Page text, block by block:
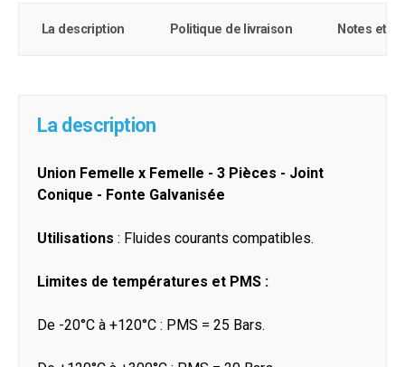
La description Politique de livraison Notes et
La description
Union Femelle x Femelle - 3 Pièces - Joint
Conique - Fonte Galvanisée
Utilisations : Fluides courants compatibles.
Limites de températures et PMS :
De -20°C à +120°C : PMS = 25 Bars.